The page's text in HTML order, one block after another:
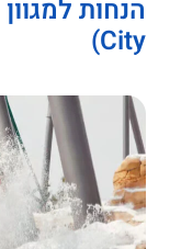
City)